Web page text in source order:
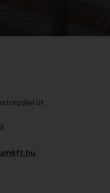
út